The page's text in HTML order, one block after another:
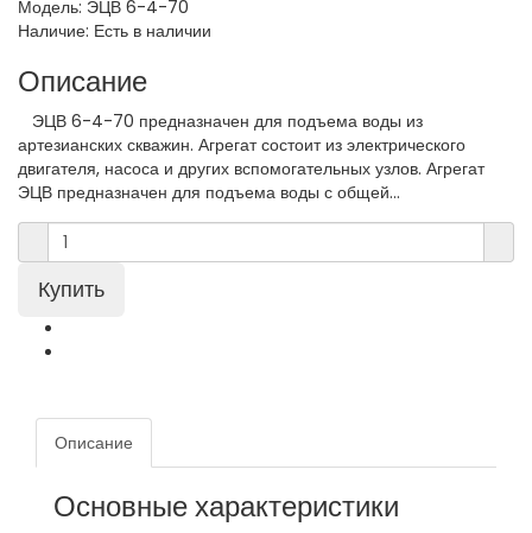
Модель: ЭЦВ 6-4-70
Наличие: Есть в наличии
Описание
ЭЦВ 6-4-70 предназначен для подъема воды из
артезианских скважин. Агрегат состоит из электрического
двигателя, насоса и других вспомогательных узлов. Агрегат
ЭЦВ предназначен для подъема воды с общей...
Описание
Основные характеристики